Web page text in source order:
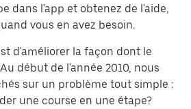
dans l'app et obtenez de l'aide,
vous en avez besoin.
d'améliorer la façon dont le
début de l'année 2010, nous
sur un problème tout simple :
une course en une étape?